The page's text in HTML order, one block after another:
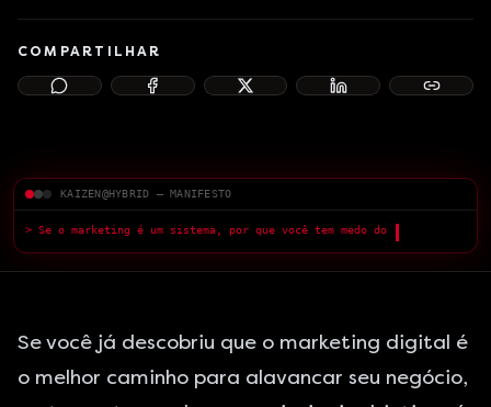
COMPARTILHAR
KAIZEN@HYBRID — MANIFESTO
pode fazer?█
Se você já descobriu que o marketing digital é
o melhor caminho para alavancar seu negócio,